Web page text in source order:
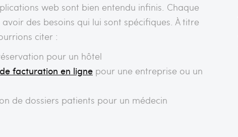
web sont bien entendu infinis. Chaque
des besoins qui lui sont spécifiques. À titre
citer :
pour un hôtel
facturation en ligne pour une entreprise ou un
de dossiers patients pour un médecin